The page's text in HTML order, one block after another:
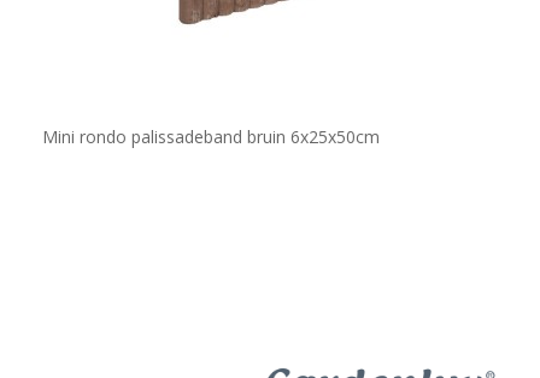
Mini rondo palissadeband bruin 6x25x50cm